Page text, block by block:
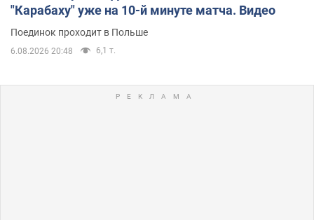
"Карабаху" уже на 10-й минуте матча. Видео
Поединок проходит в Польше
6.08.2026 20:48 6,1 т.